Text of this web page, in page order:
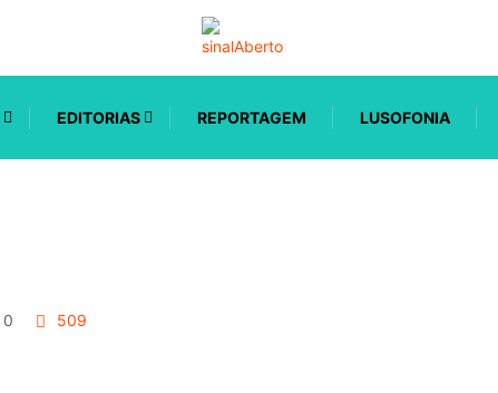
EDITORIAS REPORTAGEM LUSOFONIA
0 509